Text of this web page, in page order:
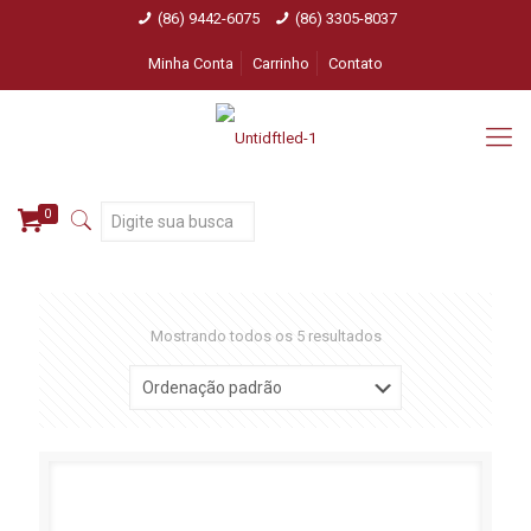
(86) 9442-6075 (86) 3305-8037
Minha Conta Carrinho Contato
0
Mostrando todos os 5 resultados